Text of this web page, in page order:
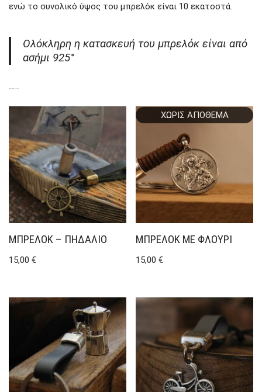
ενώ το συνολικό ύψος του μπρελόκ είναι 10 εκατοστά.
Ολόκληρη η κατασκευή του μπρελόκ είναι από
ασήμι 925°
ΜΠΡΕΛΌΚ – ΠΗΔΆΛΙΟ
15,00 €
ΧΩΡΊΣ ΑΠΌΘΕΜΑ
ΜΠΡΕΛΌΚ ΜΕ ΦΛΟΥΡΊ
15,00€